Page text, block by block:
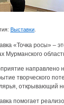
Выставки
«Точка росы» –
Мурманского
направлено
творческого
открывающий
помогает